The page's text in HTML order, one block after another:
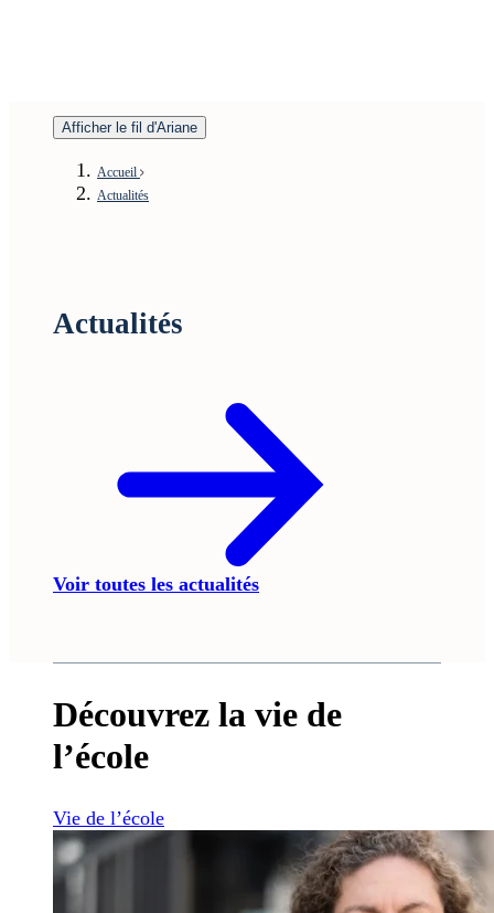
Afficher le fil d'Ariane
Accueil
Actualités
Actualités
Voir toutes les actualités
Découvrez la vie de
l’école
Vie de l’école